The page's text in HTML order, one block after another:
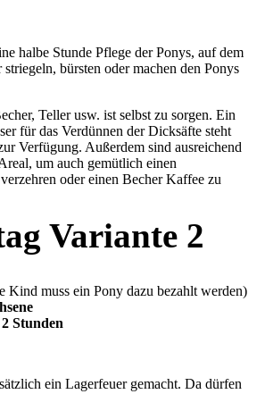
halbe Stunde Pflege der Ponys, auf dem
bürsten oder machen den Ponys
Teller usw. ist selbst zu sorgen. Ein
für das Verdünnen der Dicksäfte steht
Verfügung. Außerdem sind ausreichend
um auch gemütlich einen
oder einen Becher Kaffee zu
Variante 2
Kind muss ein Pony dazu bezahlt werden)
Stunden
ein Lagerfeuer gemacht. Da dürfen